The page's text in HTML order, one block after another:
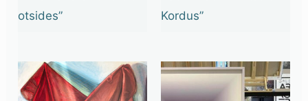
otsides”
Kordus”